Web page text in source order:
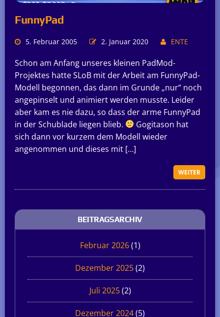
FunnyPad
5. Februar 2005 2. Januar 2020 ENTE
Schon am Anfang unseres kleinen PadMod-
Projektes hatte SLoB mit der Arbeit am FunnyPad-
Modell begonnen, das dann im Grunde „nur“ noch
angepinselt und animiert werden musste. Leider
aber kam es nie dazu, so dass der arme FunnyPad
in der Schublade liegen blieb.
Gogitason hat
sich dann vor kurzem dem Modell wieder
angenommen und dieses mit […]
WEITER
BEITRAGSARCHIV
Februar 2026(1)
Dezember 2025(2)
Juli 2025(2)
Dezember 2024(5)